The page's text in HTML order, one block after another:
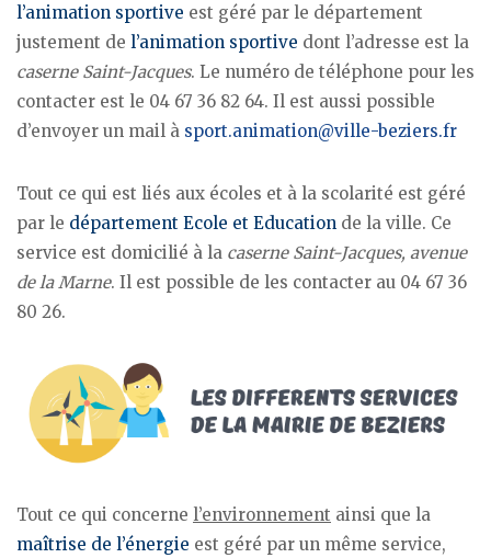
l’animation sportive est géré par le département
justement de l’animation sportive dont l’adresse est la
caserne Saint-Jacques. Le numéro de téléphone pour les
contacter est le 04 67 36 82 64. Il est aussi possible
d’envoyer un mail à sport.animation@ville-beziers.fr
Tout ce qui est liés aux écoles et à la scolarité est géré
par le département Ecole et Education de la ville. Ce
service est domicilié à la caserne Saint-Jacques, avenue
de la Marne. Il est possible de les contacter au 04 67 36
80 26.
Tout ce qui concerne l’environnement ainsi que la
maîtrise de l’énergie est géré par un même service,